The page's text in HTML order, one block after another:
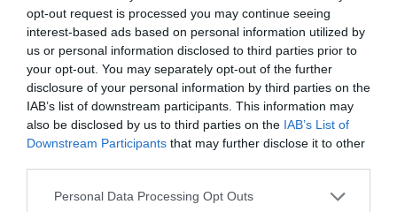
opt-out request is processed you may continue seeing
interest-based ads based on personal information utilized by
us or personal information disclosed to third parties prior to
your opt-out. You may separately opt-out of the further
disclosure of your personal information by third parties on the
IAB’s list of downstream participants. This information may
also be disclosed by us to third parties on the IAB’s List of
Downstream Participants that may further disclose it to other
Personal Data Processing Opt Outs
Itinéraire
570 km (tiempo estimado6 heures 30 minutes)
la Pérouavers Te Tsablo